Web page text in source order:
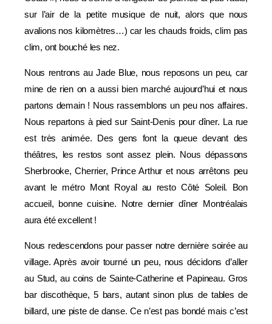
sur l’air de la petite musique de nuit, alors que nous
avalions nos kilomètres…) car les chauds froids, clim pas
clim, ont bouché les nez.
Nous rentrons au Jade Blue, nous reposons un peu, car
mine de rien on a aussi bien marché aujourd’hui et nous
partons demain ! Nous rassemblons un peu nos affaires.
Nous repartons à pied sur Saint-Denis pour dîner. La rue
est très animée. Des gens font la queue devant des
théâtres, les restos sont assez plein. Nous dépassons
Sherbrooke, Cherrier, Prince Arthur et nous arrêtons peu
avant le métro Mont Royal au resto Côté Soleil. Bon
accueil, bonne cuisine. Notre dernier dîner Montréalais
aura été excellent !
Nous redescendons pour passer notre dernière soirée au
village. Après avoir tourné un peu, nous décidons d’aller
au Stud, au coins de Sainte-Catherine et Papineau. Gros
bar discothèque, 5 bars, autant sinon plus de tables de
billard, une piste de danse. Ce n’est pas bondé mais c’est